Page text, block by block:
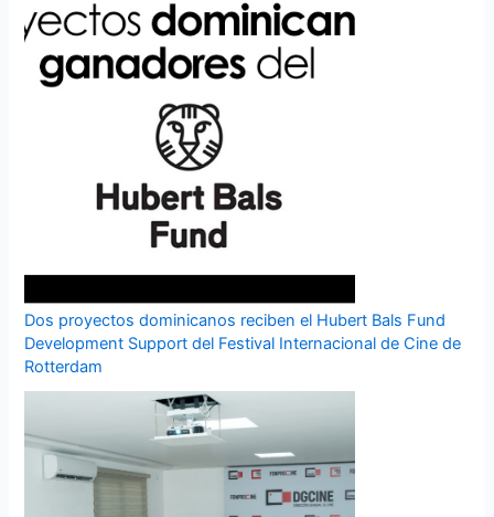
Dos proyectos dominicanos reciben el Hubert Bals Fund
Development Support del Festival Internacional de Cine de
Rotterdam